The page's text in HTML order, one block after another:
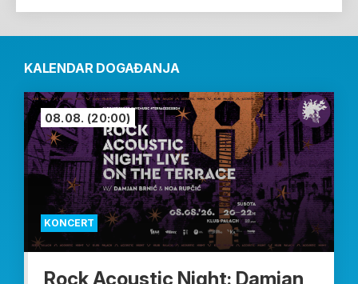
KALENDAR DOGAĐANJA
KONCERT
08.08. (20:00)
Rock Acoustic Night: Damjan